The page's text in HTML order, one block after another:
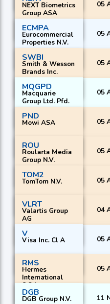
NEXT Biometrics
Group ASA
05
ECMPA
Eurocommercial
Properties N.V.
05
SWBI
Smith & Wesson
Brands Inc.
05
MQGPD
Macquarie
Group Ltd. Pfd.
05
PND
Mowi ASA 05
ROU
Roularta Media
Group N.V.
05
TOM2
TomTom N.V. 05
VLRT
Valartis Group
AG
04
V
Visa Inc. Cl A 05
RMS
Hermes
International
S.C.A.
05
DGB
DGB Group N.V. 11